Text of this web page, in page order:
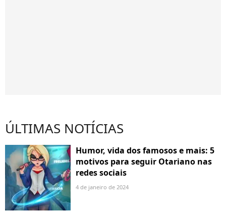
ÚLTIMAS NOTÍCIAS
Humor, vida dos famosos e mais: 5
motivos para seguir Otariano nas
redes sociais
4 de janeiro de 2024